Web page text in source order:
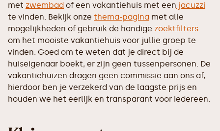
met zwembad of een vakantiehuis met een jacuzzi
te vinden. Bekijk onze thema-pagina met alle
mogelijkheden of gebruik de handige zoektfilters
om het mooiste vakantiehuis voor jullie groep te
vinden. Goed om te weten dat je direct bij de
huiseigenaar boekt, er zijn geen tussenpersonen. De
vakantiehuizen dragen geen commissie aan ons af,
hierdoor ben je verzekerd van de laagste prijs en
houden we het eerlijk en transparant voor iedereen.